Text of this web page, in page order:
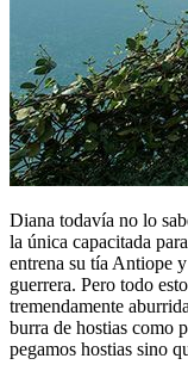
Diana todavía no lo
la única capacitada
entrena su tía Antiope
guerrera. Pero todo
tremendamente
burra de hostias como
pegamos hostias sino